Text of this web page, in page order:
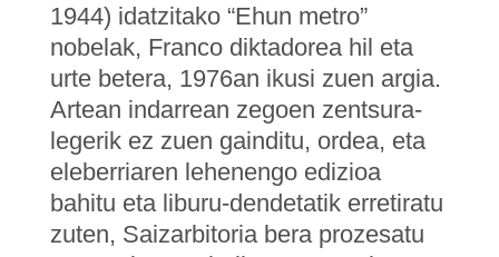
1944) idatzitako “Ehun metro”
nobelak, Franco diktadorea hil eta
urte betera, 1976an ikusi zuen argia.
Artean indarrean zegoen zentsura-
legerik ez zuen gainditu, ordea, eta
eleberriaren lehenengo edizioa
bahitu eta liburu-dendetatik erretiratu
zuten, Saizarbitoria bera prozesatu